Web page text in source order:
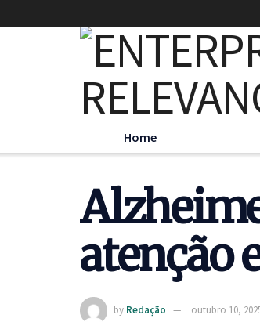
Home
atenção
by Redação outubro 10,